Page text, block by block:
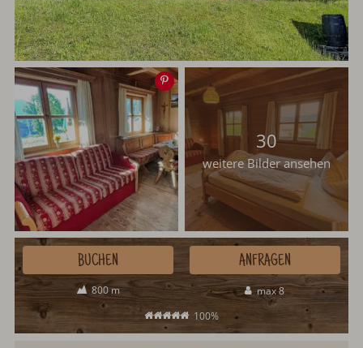
Speichern
30
weitere Bilder ansehen
800 m
max 8
100%
BUCHEN ANFRAGEN